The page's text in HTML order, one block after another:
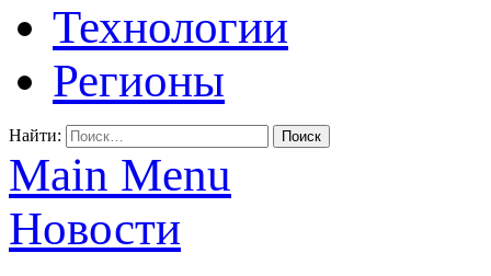
Технологии
Регионы
Найти:
Main Menu
Новости